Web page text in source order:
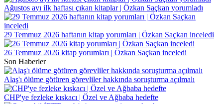
Ağustos ayı ilk haftası çıkan kitaplar | Özkan Saçkan yorumladı
29 Temmuz 2026 haftanın kitap yorumları | Özkan Saçkan inceledi
26 Temmuz 2026 kitap yorumları | Özkan Saçkan inceledi
Son Haberler
Alaş'ı ölüme götüren görevliler hakkında soruşturma açılmalı
CHP'ye fezleke kıskacı | Özel ve Ağbaba hedefte